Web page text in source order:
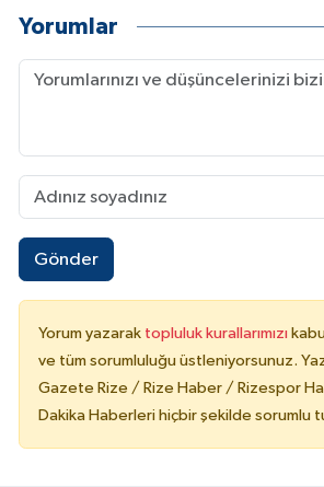
Yorumlar
Gönder
Yorum yazarak topluluk kurallarımızı
ve tüm sorumluluğu üstleniyorsunuz.
Gazete Rize / Rize Haber / Rizespor
Dakika Haberleri hiçbir şekilde sorumlu